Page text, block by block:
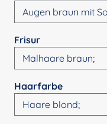
Frisurauswählen
Haarfarbeauswählen